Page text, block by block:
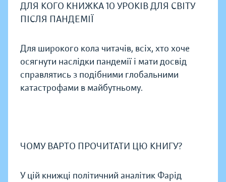
ДЛЯ КОГО КНИЖКА 10 УРОКІВ ДЛЯ СВІТУ
ПІСЛЯ ПАНДЕМІЇ
Для широкого кола читачів, всіх, хто хоче
осягнути наслідки пандемії і мати досвід
справлятись з подібними глобальними
катастрофами в майбутньому.
ЧОМУ ВАРТО ПРОЧИТАТИ ЦЮ КНИГУ?
У цій книжці політичний аналітик Фарід